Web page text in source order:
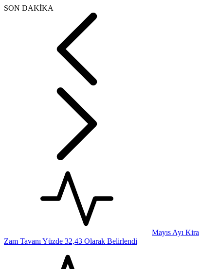
SON DAKİKA
Mayıs Ayı Kira
Zam Tavanı Yüzde 32,43 Olarak Belirlendi